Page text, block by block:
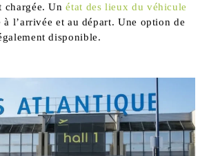
chargée. Unétat des lieux du véhicule
à l’arrivée et au départ. Une option de
disponible.